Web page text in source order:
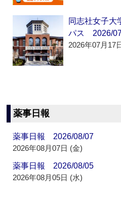
同志社女子
パス 2026/
2026年07月17
薬事日報
薬事日報 2026/08/07
2026年08月07日 (金)
薬事日報 2026/08/05
2026年08月05日 (水)